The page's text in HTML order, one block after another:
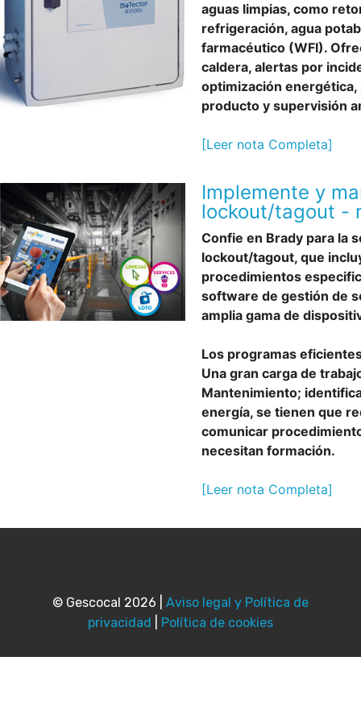
aguas limpias, como
refrigeración, agua
farmacéutico (WFI).
caldera, alertas por
optimización
producto y supervisión
[Leer nota Completa]
Implemente y
lockout/tagout -
Confie en Brady para la
lockout/tagout, que
procedimientos
software de gestión de
amplia gama de
Los programas
Una gran carga de
Mantenimiento;
energía, se tienen que
comunicar
necesitan formación.
[Leer nota Completa]
© Gescocal 2026 | Aviso legal y Política de
privacidad
Política de cookies